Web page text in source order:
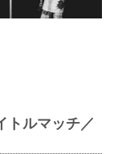
トルマッチ／